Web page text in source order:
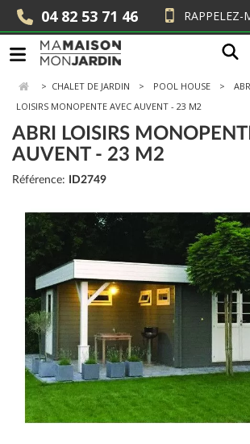
04 82 53 71 46 RAPPELEZ-
> CHALET DE JARDIN POOL HOUSE
LOISIRS MONOPENTE AVEC AUVENT - 23 M2
ABRI LOISIRS
AUVENT - 23 M2
Référence: ID2749